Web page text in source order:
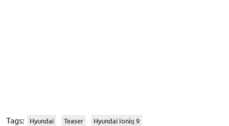
Tags: Hyundai Teaser Hyundai Ioniq 9